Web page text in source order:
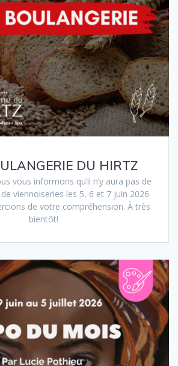
DU HIRTZ
vous informons qu’il n’y aura pas de
viennoiseries les 5, 6 et 7 juin 2026
de votre compréhension. À très
bientôt!